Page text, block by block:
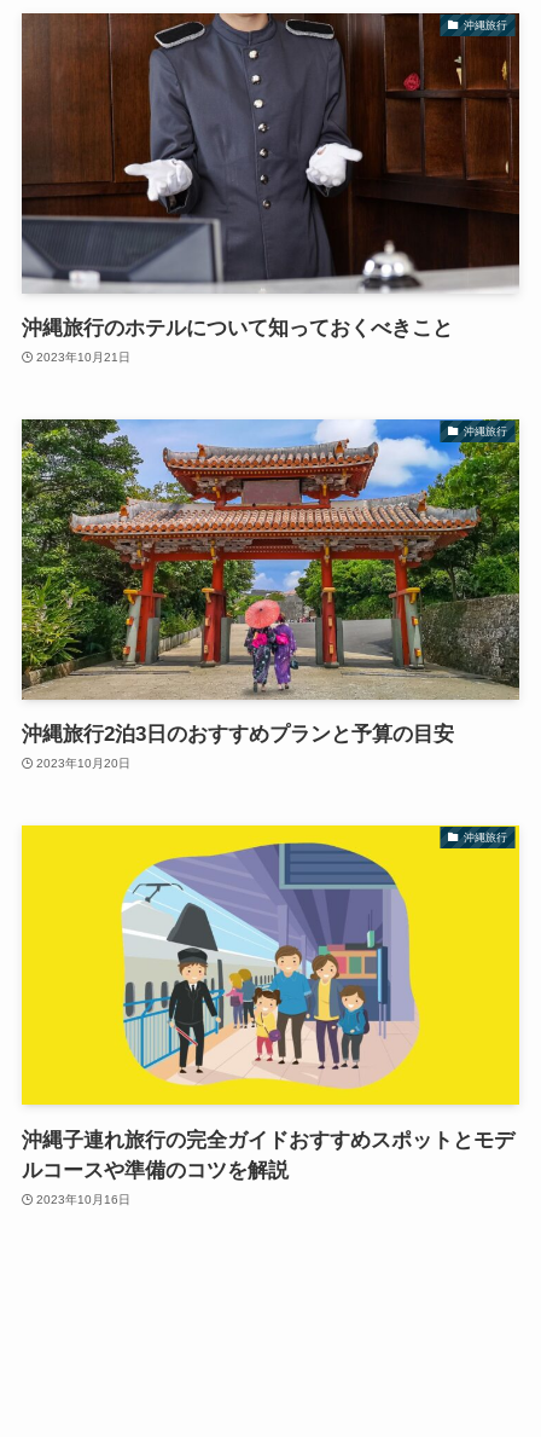
沖縄旅行
沖縄旅行のホテルについて知っておくべきこと
2023年10月21日
沖縄旅行
沖縄旅行2泊3日のおすすめプランと予算の目安
2023年10月20日
沖縄旅行
沖縄子連れ旅行の完全ガイドおすすめスポットとモデ
ルコースや準備のコツを解説
2023年10月16日